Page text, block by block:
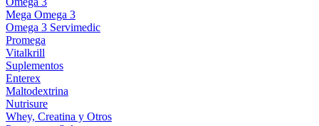
Mega Omega 3
Omega 3 Servimedic
Promega
Vitalkrill
Suplementos
Enterex
Maltodextrina
Nutrisure
Whey, Creatina y Otros